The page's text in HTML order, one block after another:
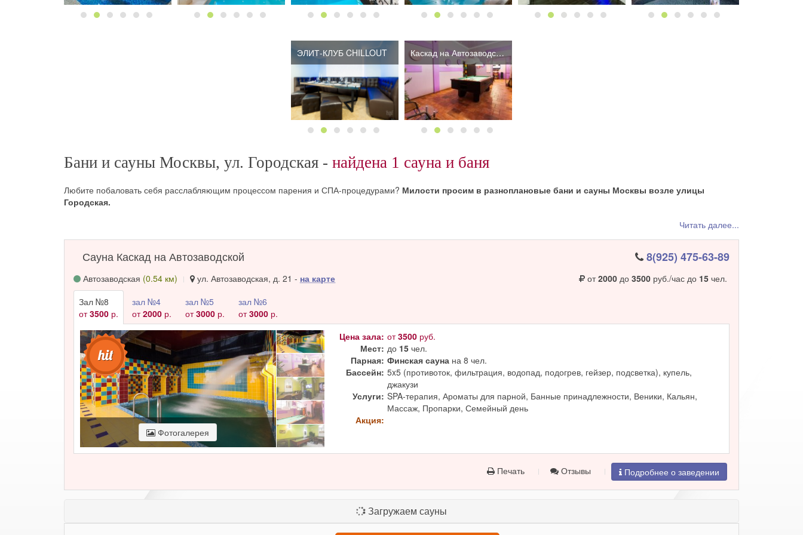
ЭЛИТ-КЛУБ CHILLOUT Каскад на Автозаводской
Бани и сауны Москвы, ул. Городская - найдена 1 сауна и баня
Любите побаловать себя расслабляющим процессом парения и СПА-процедурами? Милости просим в разноплановые бани и сауны Москвы возле улицы
Городская.
Читать далее...
Сауна Каскад на Автозаводской 8(925) 475-63-89
Автозаводская (0.54 км) ул. Автозаводская, д. 21 - на карте от2000до 3500руб./час до 15чел.
Зал №8
от3500 р.
зал №4
от2000 р.
зал №5
от3000 р.
зал №6
от3000 р.
Фотогалерея
Цена зала: от3500 руб.
Мест: до 15 чел.
Парная: Финская сауна на 8 чел.
Бассейн: 5x5 (противоток, фильтрация, водопад, подогрев, гейзер, подсветка), купель,
джакузи
Услуги: SPA-терапия, Ароматы для парной, Банные принадлежности, Веники, Кальян,
Массаж, Пропарки, Семейный день
Акция:
Печать Отзывы Подробнее о заведении
Загружаем сауны